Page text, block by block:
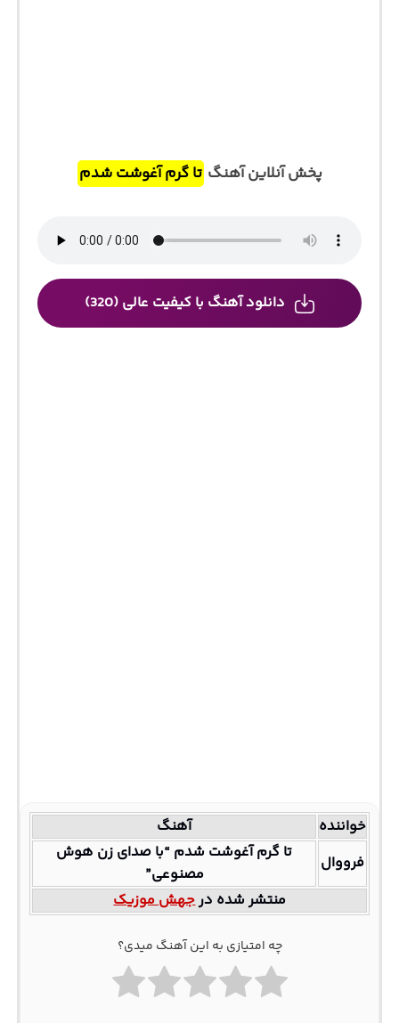
پخش آنلاین آهنگ تا گرم آغوشت شدم
دانلود آهنگ با کیفیت عالی (320)
خواننده
آهنگ
فرووال
تا گرم آغوشت شدم “با صدای زن هوش
مصنوعی”
منتشر شده درجهش موزیک
چه امتیازی به این آهنگ میدی؟